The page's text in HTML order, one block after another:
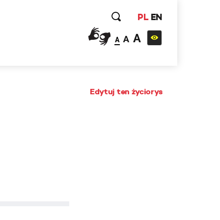
PL EN
A A A
Edytuj ten życiorys